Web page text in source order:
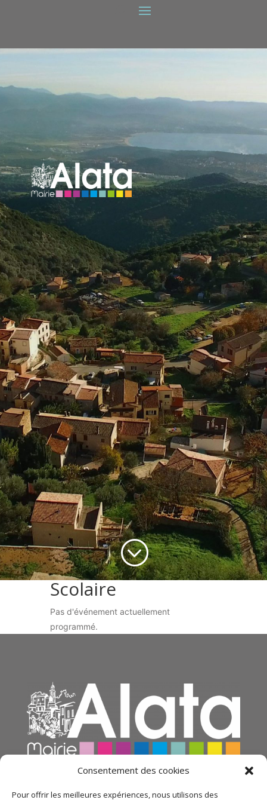
Consentement des cookies
Pour offrir les meilleures expériences, nous utilisons des
;
Scolaire
Pas d'événement actuellement
programmé.